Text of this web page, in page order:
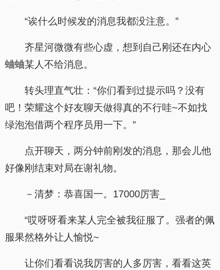
“诶什么时候发的消息我都没注意。”
齐星河微微有些心虚，想到自己刚还在内心
蛐蛐某人不给消息。
转头理直气壮：“你们看到过提示吗？没有
吧！荣耀这个好友聊天做得真的不行哇~不如找
绿泡泡借两个程序员用一下。”
点开聊天，两分钟前刚发的消息，那会儿他
好像刚结束对局在谢礼物。
－清梦：恭喜国一。17000厉害_
“哎呀呀看来某人完全被我征服了。强者的佩
服果然格外让人愉悦~
让你们看看说我厉害的人多厉害，看看这英